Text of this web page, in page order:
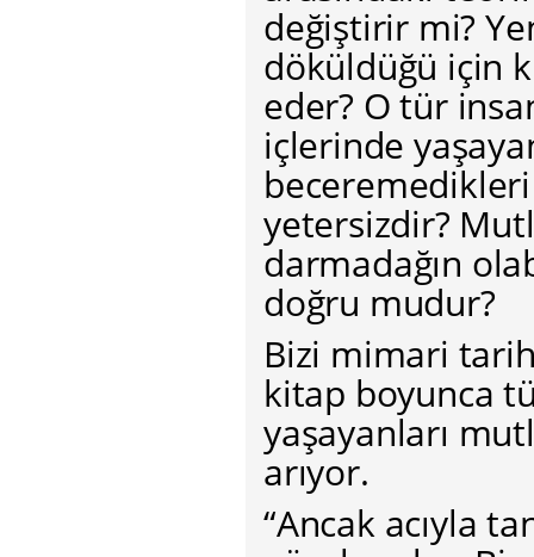
değiştirir mi?
döküldüğü için
eder? O tür
içlerinde
yetersizdir?
darmadağın
doğru mudur?
Bizi mimari
kitap boyunca
yaşayanları
arıyor.
“Ancak acıyla